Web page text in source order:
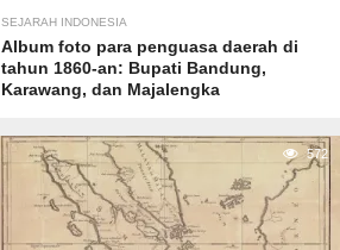
SEJARAH INDONESIA
Album foto para penguasa daerah di
tahun 1860-an: Bupati Bandung,
Karawang, dan Majalengka
572